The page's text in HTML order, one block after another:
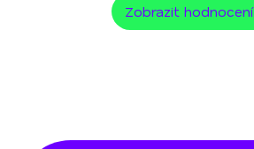
Zobrazit hodnocení